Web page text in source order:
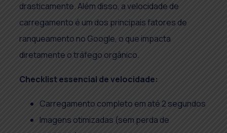
drasticamente. Além disso, a velocidade de
carregamento é um dos principais fatores de
ranqueamento no Google, o que impacta
diretamente o tráfego orgânico.
Checklist essencial de velocidade:
Carregamento completo em até 2 segundos
Imagens otimizadas (sem perda de